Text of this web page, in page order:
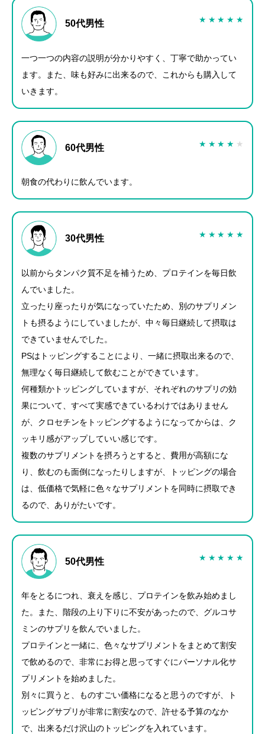
50代男性 ★ ★ ★ ★ ★
一つ一つの内容の説明が分かりやすく、丁寧で助かってい
ます。
また、味も好みに出来るので、これからも購入して
いきます。
60代男性 ★ ★ ★ ★ ★
朝食の代わりに飲んでいます。
30代男性 ★ ★ ★ ★ ★
以前からタンパク質不足を補うため、プロテインを毎日飲
んでいました。
立ったり座ったりが気になっていたため、別のサプリメン
トも摂るようにしていましたが、中々毎日継続して摂取は
できていませんでした。
PSはトッピングすることにより、一緒に摂取出来るので、
無理なく毎日継続して飲むことができています。
何種類かトッピングしていますが、それぞれのサプリの効
果について、すべて実感できているわけではありません
が、クロセチンをトッピングするようになってからは、ク
ッキリ感がアップしていい感じです。
複数のサプリメントを摂ろうとすると、費用が高額にな
り、飲むのも面倒になったりしますが、トッピングの場合
は、低価格で気軽に色々なサプリメントを同時に摂取でき
るので、ありがたいです。
50代男性 ★ ★ ★ ★ ★
年をとるにつれ、衰えを感じ、プロテインを飲み始めまし
た。また、階段の上り下りに不安があったので、グルコサ
ミンのサプリを飲んでいました。
プロテインと一緒に、色々なサプリメントをまとめて割安
で飲めるので、非常にお得と思ってすぐにパーソナル化サ
プリメントを始めました。
別々に買うと、ものすごい価格になると思うのですが、ト
ッピングサプリが非常に割安なので、許せる予算のなか
で、出来るだけ沢山のトッピングを入れています。